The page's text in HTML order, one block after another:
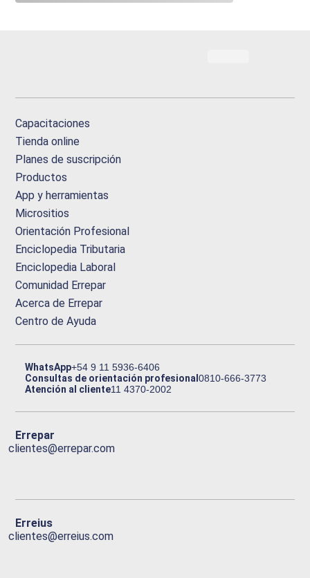
Capacitaciones
Tienda online
Planes de suscripción
Productos
App y herramientas
Micrositios
Orientación Profesional
Enciclopedia Tributaria
Enciclopedia Laboral
Comunidad Errepar
Acerca de Errepar
Centro de Ayuda
WhatsApp+54 9 11 5936-6406
Consultas de orientación profesional0810-666-3773
Atención al cliente11 4370-2002
Errepar
clientes@errepar.com
Erreius
clientes@erreius.com